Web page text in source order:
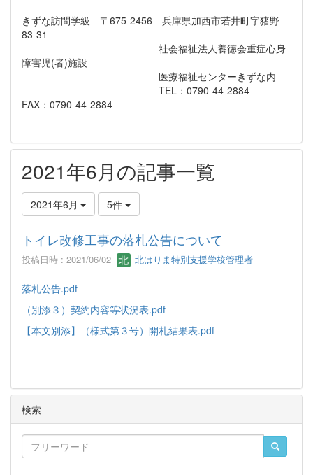
きずな訪問学級 〒675-2456 兵庫県加西市若井町字猪野
83-31
社会福祉法人養徳会重症心身
障害児(者)施設
医療福祉センターきずな内
TEL：0790-44-2884
FAX：0790-44-2884
2021年6月の記事一覧
2021年6月 5件
トイレ改修工事の落札公告について
投稿日時 : 2021/06/02 北はりま特別支援学校管理者
落札公告.pdf
（別添３）契約内容等状況表.pdf
【本文別添】（様式第３号）開札結果表.pdf
検索